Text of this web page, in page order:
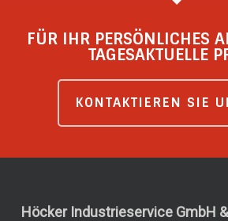
FÜR IHR PERSÖNLICHES
TAGESAKTUELLE
KONTAKTIEREN SIE
Höcker Industrieservice GmbH